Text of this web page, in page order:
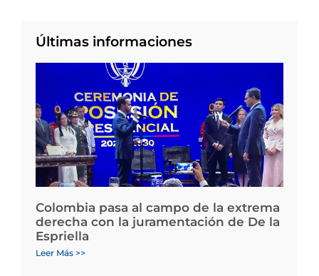
Últimas informaciones
Colombia pasa al campo de la extrema
derecha con la juramentación de De la
Espriella
Leer Más >>